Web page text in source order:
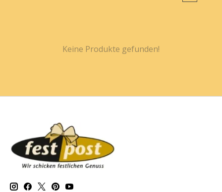
Keine Produkte gefunden!